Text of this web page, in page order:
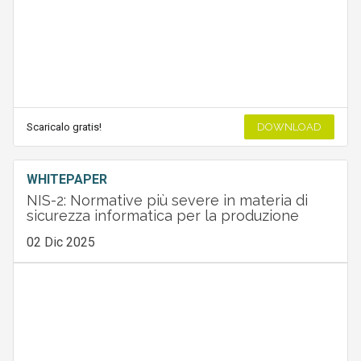
Scaricalo gratis! DOWNLOAD
WHITEPAPER
NIS-2: Normative più severe in materia di
sicurezza informatica per la produzione
02 Dic 2025